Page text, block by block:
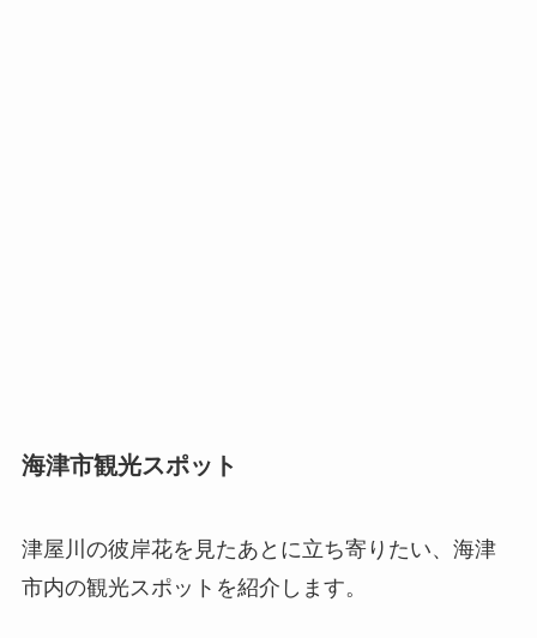
海津市観光スポット
津屋川の彼岸花を見たあとに立ち寄りたい、海津
市内の観光スポットを紹介します。